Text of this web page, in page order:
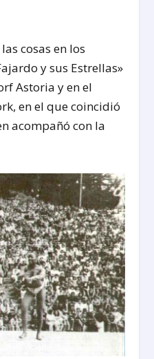
cosas en los
y sus Estrellas»
Astoria y en el
en el que coincidió
acompañó con la